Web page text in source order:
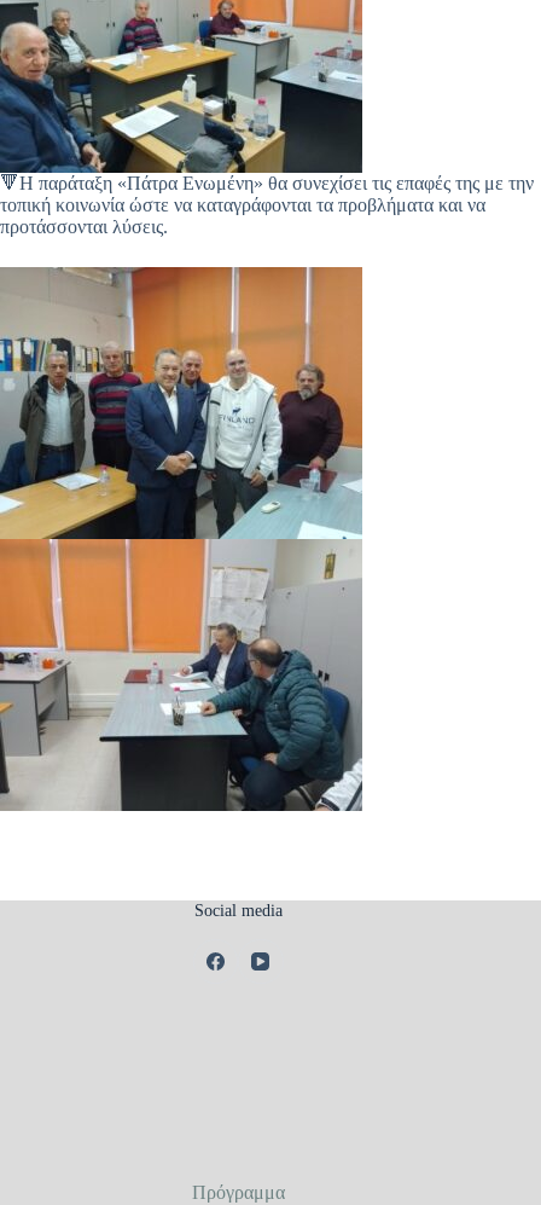
🔻Η παράταξη «Πάτρα Ενωμένη» θα συνεχίσει τις επαφές της με την
τοπική κοινωνία ώστε να καταγράφονται τα προβλήματα και να
προτάσσονται λύσεις.
Social media
Πρόγραμμα